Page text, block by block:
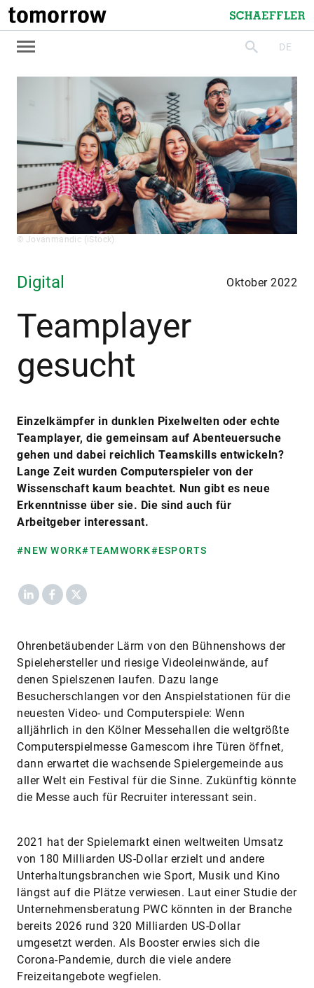
tomorrow
Schaeffler
suchenDE
© Jovanmandic (iStock)
Digital Oktober 2022
Teamplayer
gesucht
Einzelkämpfer in dunklen Pixelwelten oder echte
Teamplayer, die gemeinsam auf Abenteuersuche
gehen und dabei reichlich Teamskills entwickeln?
Lange Zeit wurden Computerspieler von der
Wissenschaft kaum beachtet. Nun gibt es neue
Erkenntnisse über sie. Die sind auch für
Arbeitgeber interessant.
#NEW WORK#TEAMWORK#ESPORTS
LinkedInFacebook
X
Ohrenbetäubender Lärm von den Bühnenshows der
Spielehersteller und riesige Videoleinwände, auf
denen Spielszenen laufen. Dazu lange
Besucherschlangen vor den Anspielstationen für die
neuesten Video- und Computerspiele: Wenn
alljährlich in den Kölner Messehallen die weltgrößte
Computerspielmesse Gamescom ihre Türen öffnet,
dann erwartet die wachsende Spielergemeinde aus
aller Welt ein Festival für die Sinne. Zukünftig könnte
die Messe auch für Recruiter interessant sein.
2021 hat der Spielemarkt einen weltweiten Umsatz
von 180 Milliarden US-Dollar erzielt und andere
Unterhaltungsbranchen wie Sport, Musik und Kino
längst auf die Plätze verwiesen. Laut einer Studie der
Unternehmensberatung PWC könnten in der Branche
bereits 2026 rund 320 Milliarden US-Dollar
umgesetzt werden. Als Booster erwies sich die
Corona-Pandemie, durch die viele andere
Freizeitangebote wegfielen.